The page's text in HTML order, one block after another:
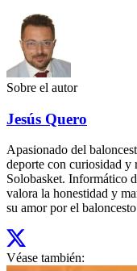
Sobre el autor
Jesús Quero
Apasionado del
deporte con curiosidad y
Solobasket. Informático
valora la honestidad y
su amor por el
Véase también: